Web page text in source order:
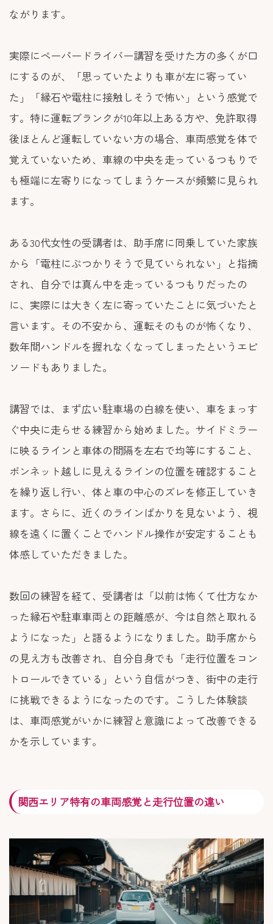
ながります。
実際にペーパードライバー講習を受けた方の多くが口
にするのが、「思っていたよりも車が左に寄ってい
た」「縁石や電柱に接触しそうで怖い」という感覚で
す。特に運転ブランクが10年以上ある方や、免許取得
後ほとんど運転していない方の場合、車両感覚を体で
覚えていないため、車線の中央を走っているつもりで
も極端に左寄りになってしまうケースが頻繁に見られ
ます。
ある30代女性の受講者は、助手席に同乗していた家族
から「電柱にぶつかりそうで見ていられない」と指摘
され、自分では真ん中を走っているつもりだったの
に、実際には大きく左に寄っていたことに気づいたと
言います。その不安から、運転そのものが怖くなり、
数年間ハンドルを握れなくなってしまったというエピ
ソードもありました。
講習では、まず広い駐車場の白線を使い、車をまっす
ぐ中央に走らせる練習から始めました。サイドミラー
に映るラインと車体の間隔を左右で均等にすること、
ボンネット越しに見えるラインの位置を確認すること
を繰り返し行い、体と車の中心のズレを修正していき
ます。さらに、近くのラインばかりを見ないよう、視
線を遠くに置くことでハンドル操作が安定することも
体感していただきました。
数回の練習を経て、受講者は「以前は怖くて仕方なか
った縁石や駐車車両との距離感が、今は自然と取れる
ようになった」と語るようになりました。助手席から
の見え方も改善され、自分自身でも「走行位置をコン
トロールできている」という自信がつき、街中の走行
に挑戦できるようになったのです。こうした体験談
は、車両感覚がいかに練習と意識によって改善できる
かを示しています。
関西エリア特有の車両感覚と走行位置の違い